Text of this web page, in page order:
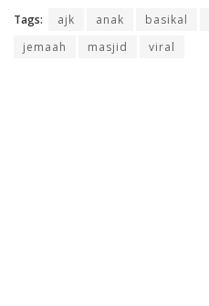
Tags: ajk anak basikal
jemaah
masjid viral